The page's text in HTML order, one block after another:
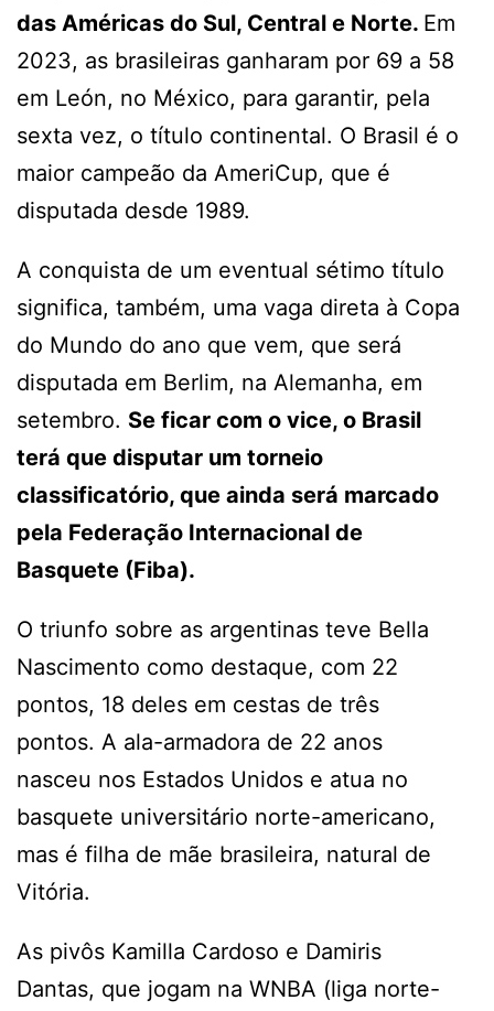
das Américas do Sul, Central e Norte. Em
2023, as brasileiras ganharam por 69 a 58
em León, no México, para garantir, pela
sexta vez, o título continental. O Brasil é o
maior campeão da AmeriCup, que é
disputada desde 1989.
A conquista de um eventual sétimo título
significa, também, uma vaga direta à Copa
do Mundo do ano que vem, que será
disputada em Berlim, na Alemanha, em
setembro. Se ficar com o vice, o Brasil
terá que disputar um torneio
classificatório, que ainda será marcado
pela Federação Internacional de
Basquete (Fiba).
O triunfo sobre as argentinas teve Bella
Nascimento como destaque, com 22
pontos, 18 deles em cestas de três
pontos. A ala-armadora de 22 anos
nasceu nos Estados Unidos e atua no
basquete universitário norte-americano,
mas é filha de mãe brasileira, natural de
Vitória.
As pivôs Kamilla Cardoso e Damiris
Dantas, que jogam na WNBA (liga norte-